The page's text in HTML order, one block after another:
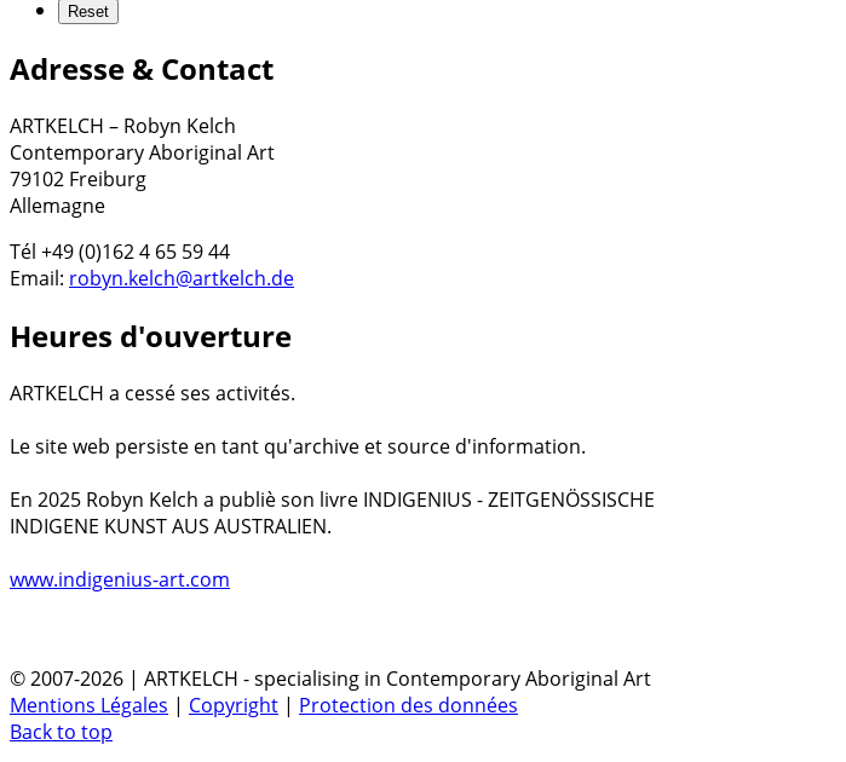
Adresse & Contact
ARTKELCH – Robyn Kelch
Contemporary Aboriginal Art
79102 Freiburg
Allemagne
Tél +49 (0)162 4 65 59 44
Email: robyn.kelch@artkelch.de
Heures d'ouverture
ARTKELCH a cessé ses activités.
Le site web persiste en tant qu'archive et source d'information.
En 2025 Robyn Kelch a publiè son livre INDIGENIUS - ZEITGENÖSSISCHE
INDIGENE KUNST AUS AUSTRALIEN.
www.indigenius-art.com
© 2007-2026 | ARTKELCH - specialising in Contemporary Aboriginal Art
Mentions Légales | Copyright | Protection des données
Back to top